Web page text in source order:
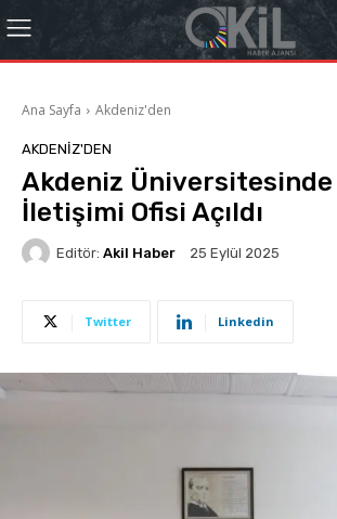
Ana Sayfa Akdeniz'den
AKDENIZ'DEN
Akdeniz
İletişimi Ofisi Açıldı
Editör: Akil Haber 25 Eylül 2025
Twitter Linkedin